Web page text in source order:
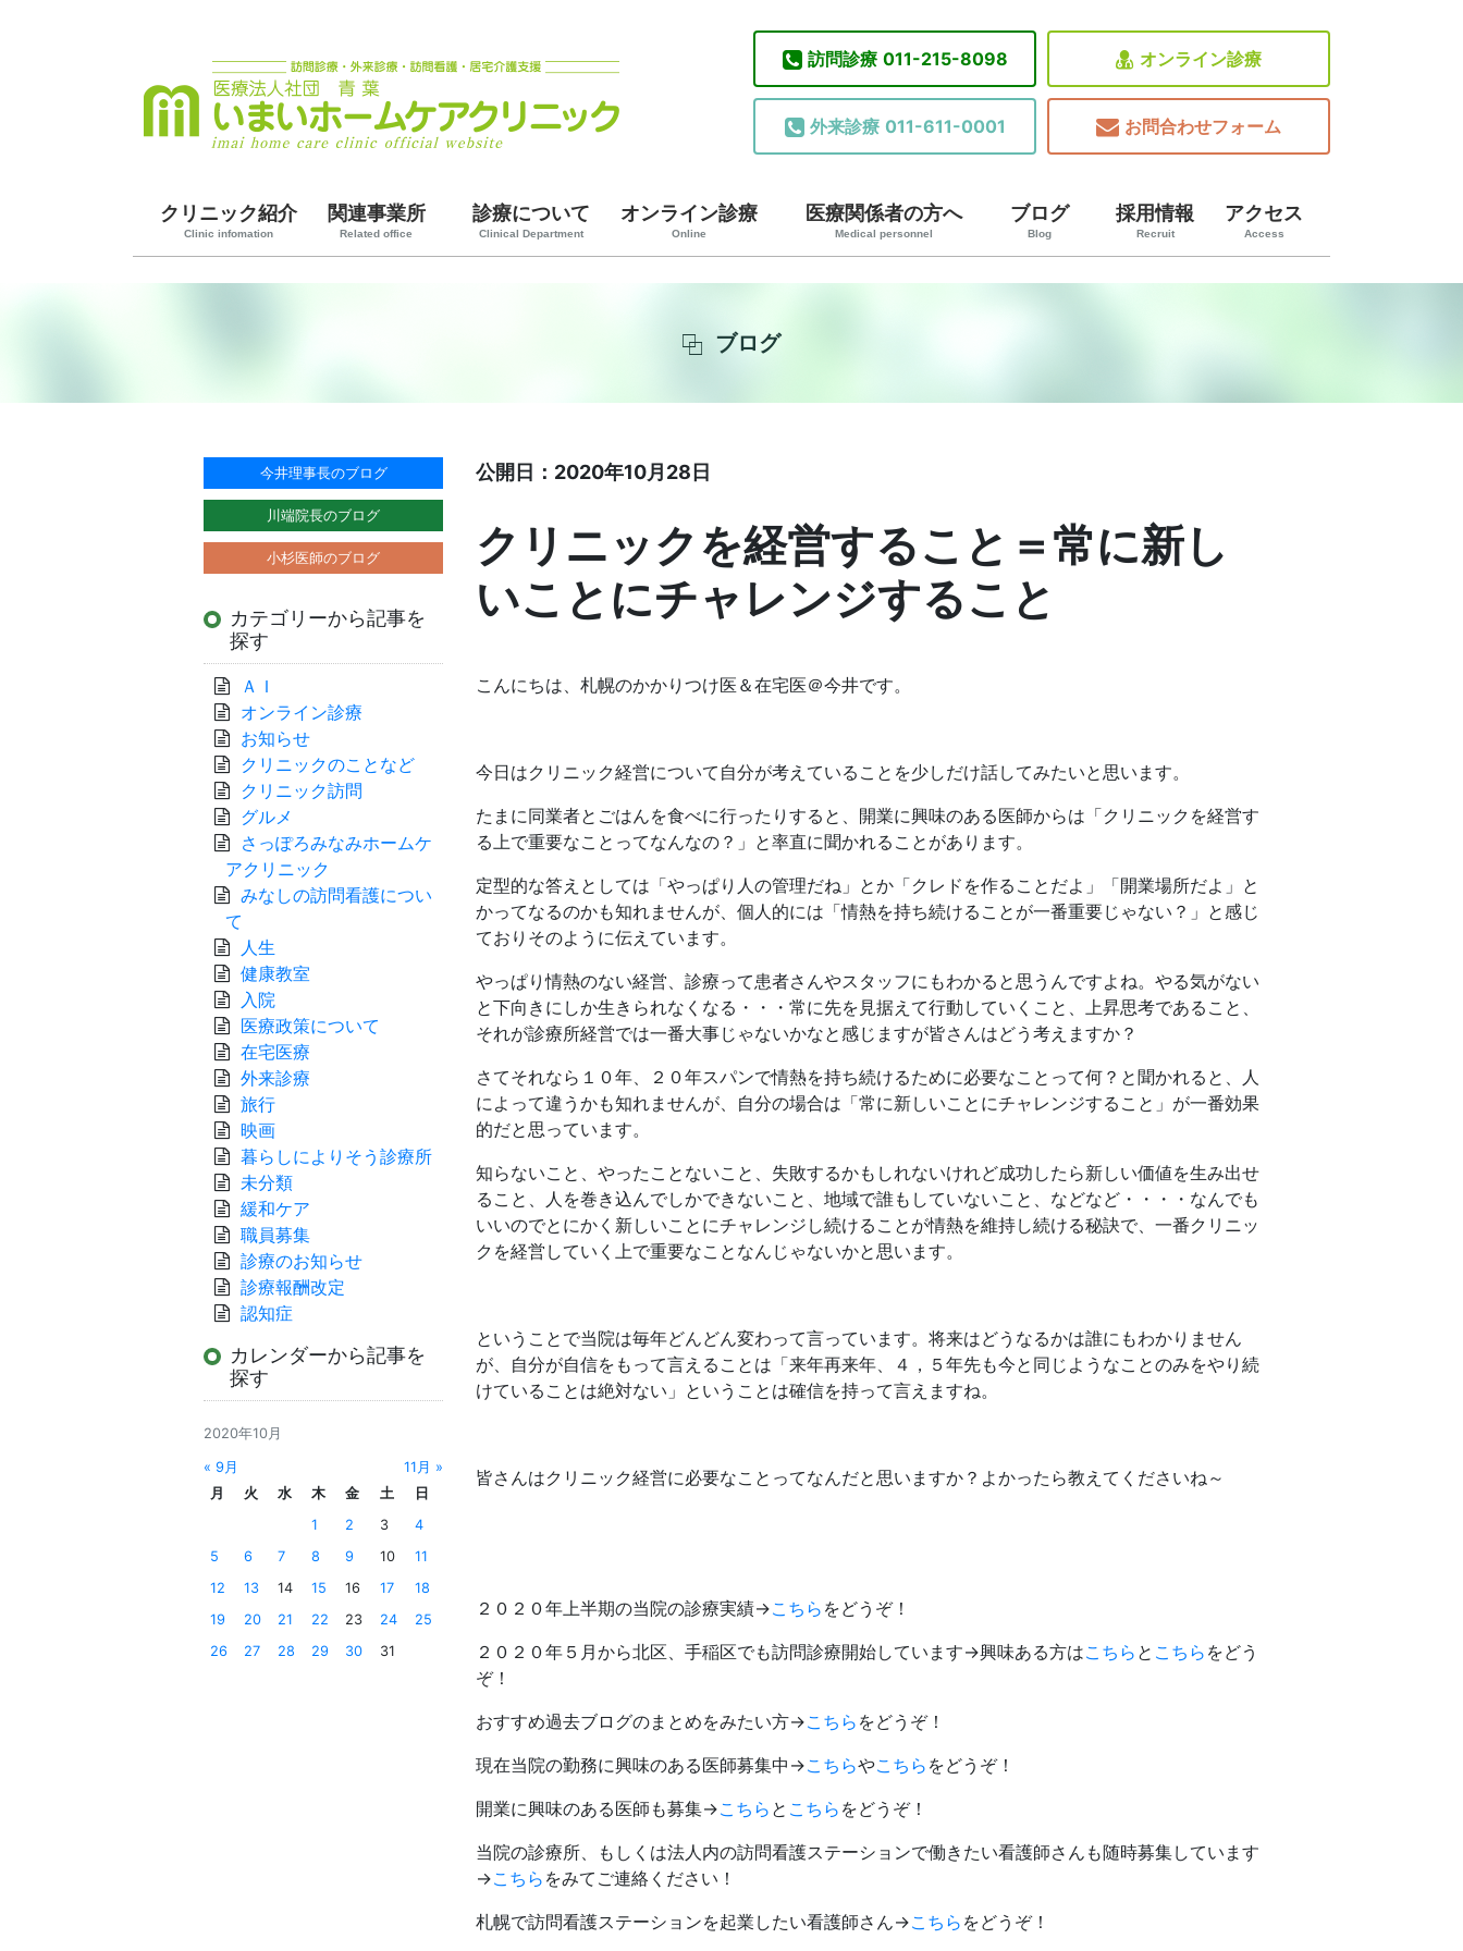
訪問診療 011-215-8098
外来診療 011-611-0001
オンライン診療
お問合わせフォーム
クリニック紹介
Clinic infomation
関連事業所
Related office
診療について
Clinical Department
オンライン診療
Online
医療関係者の方へ
Medical personnel
ブログ
Blog
採用情報
Recruit
アクセス
Access
ブログ
公開日：2020年10月28日
クリニックを経営すること＝常に新し
いことにチャレンジすること
こんにちは、札幌のかかりつけ医＆在宅医＠今井です。
今日はクリニック経営について自分が考えていることを少しだけ話してみたいと思います。
たまに同業者とごはんを食べに行ったりすると、開業に興味のある医師からは「クリニックを経営す
る上で重要なことってなんなの？」と率直に聞かれることがあります。
定型的な答えとしては「やっぱり人の管理だね」とか「クレドを作ることだよ」「開業場所だよ」と
かってなるのかも知れませんが、個人的には「情熱を持ち続けることが一番重要じゃない？」と感じ
ておりそのように伝えています。
やっぱり情熱のない経営、診療って患者さんやスタッフにもわかると思うんですよね。やる気がない
と下向きにしか生きられなくなる・・・常に先を見据えて行動していくこと、上昇思考であること、
それが診療所経営では一番大事じゃないかなと感じますが皆さんはどう考えますか？
さてそれなら１０年、２０年スパンで情熱を持ち続けるために必要なことって何？と聞かれると、人
によって違うかも知れませんが、自分の場合は「常に新しいことにチャレンジすること」が一番効果
的だと思っています。
知らないこと、やったことないこと、失敗するかもしれないけれど成功したら新しい価値を生み出せ
ること、人を巻き込んでしかできないこと、地域で誰もしていないこと、などなど・・・・なんでも
いいのでとにかく新しいことにチャレンジし続けることが情熱を維持し続ける秘訣で、一番クリニッ
クを経営していく上で重要なことなんじゃないかと思います。
ということで当院は毎年どんどん変わって言っています。将来はどうなるかは誰にもわかりません
が、自分が自信をもって言えることは「来年再来年、４，５年先も今と同じようなことのみをやり続
けていることは絶対ない」ということは確信を持って言えますね。
皆さんはクリニック経営に必要なことってなんだと思いますか？よかったら教えてくださいね～
２０２０年上半期の当院の診療実績→こちら をどうぞ！
２０２０年５月から北区、手稲区でも訪問診療開始しています→興味ある方はこちら と こちら をどう
ぞ！
おすすめ過去ブログのまとめをみたい方→こちら をどうぞ！
現在当院の勤務に興味のある医師募集中→こちらやこちら をどうぞ！
開業に興味のある医師も募集→こちら と こちら をどうぞ！
当院の診療所、もしくは法人内の訪問看護ステーションで働きたい看護師さんも随時募集しています
→こちら をみてご連絡ください！
札幌で訪問看護ステーションを起業したい看護師さん→こちら をどうぞ！
今井理事長のブログ
川端院長のブログ
小杉医師のブログ
カテゴリーから記事を
探す
ＡＩ
オンライン診療
お知らせ
クリニックのことなど
クリニック訪問
グルメ
さっぽろみなみホームケ
アクリニック
みなしの訪問看護につい
て
人生
健康教室
入院
医療政策について
在宅医療
外来診療
旅行
映画
暮らしによりそう診療所
未分類
緩和ケア
職員募集
診療のお知らせ
診療報酬改定
認知症
カレンダーから記事を
探す
2020年10月
« 9月
11月 »
月
火 水 木 金 土
日
1
2 3
4
5
6 7 8 9 10
11
12
13 14 15 16 17
18
19
20 21 22 23 24
25
26
27 28 29 30 31